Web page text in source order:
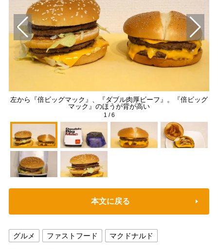
左から『倍ビッグマック』、『ダブル肉厚ビーフ』。『倍ビッグ
マック』のほうが背が高い
1 /6
本文に戻る
グルメ ファストフード マクドナルド